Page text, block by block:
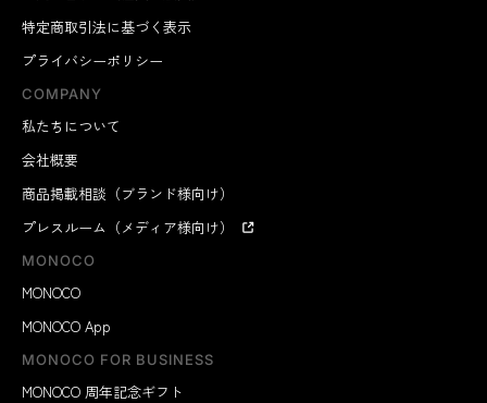
特定商取引法に基づく表示
プライバシーポリシー
COMPANY
私たちについて
会社概要
商品掲載相談（ブランド様向け）
プレスルーム（メディア様向け）
MONOCO
MONOCO
MONOCO App
MONOCO FOR BUSINESS
MONOCO 周年記念ギフト